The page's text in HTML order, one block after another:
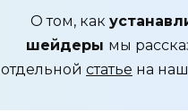
О том, как
шейдеры мы
отдельной статье на